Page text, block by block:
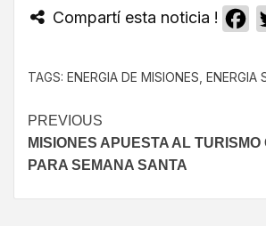
Compartí esta noticia !
TAGS: ENERGIA DE MISIONES ENERGIA
PREVIOUS
MISIONES APUESTA AL
PARA SEMANA SANTA